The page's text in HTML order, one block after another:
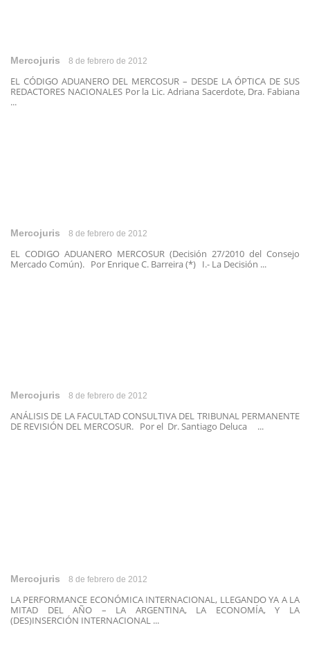
Mercojuris 8 de febrero de 2012
EL CÓDIGO ADUANERO DEL MERCOSUR – DESDE LA ÓPTICA DE SUS
REDACTORES NACIONALES Por la Lic. Adriana Sacerdote, Dra. Fabiana
...
Mercojuris 8 de febrero de 2012
EL CODIGO ADUANERO MERCOSUR (Decisión 27/2010 del Consejo
Mercado Común). Por Enrique C. Barreira (*) I.- La Decisión ...
Mercojuris 8 de febrero de 2012
ANÁLISIS DE LA FACULTAD CONSULTIVA DEL TRIBUNAL PERMANENTE
DE REVISIÓN DEL MERCOSUR. Por el Dr. Santiago Deluca ...
Mercojuris 8 de febrero de 2012
LA PERFORMANCE ECONÓMICA INTERNACIONAL, LLEGANDO YA A LA
MITAD DEL AÑO – LA ARGENTINA, LA ECONOMÍA, Y LA
(DES)INSERCIÓN INTERNACIONAL ...